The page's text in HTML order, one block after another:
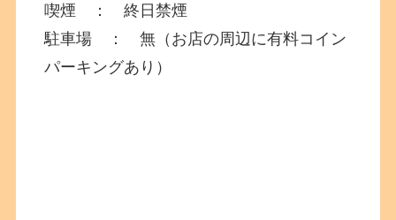
喫煙 ： 終日禁煙
駐車場 ： 無（お店の周辺に有料コイン
パーキングあり）